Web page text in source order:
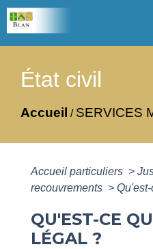
État civil
Accueil / SERVICES
Accueil particuliers >
recouvrements >
QU'EST-CE
LÉGAL ?